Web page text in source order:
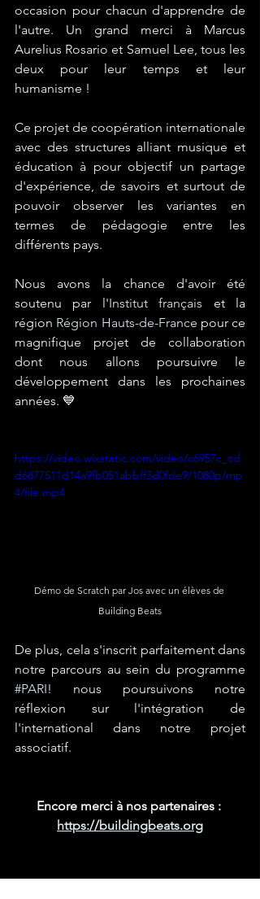
occasion pour chacun d'apprendre de
l'autre. Un grand merci à Marcus
Aurelius Rosario et Samuel Lee, tous les
deux pour leur temps et leur
humanisme !
Ce projet de coopération internationale
avec des structures alliant musique et
éducation à pour objectif un partage
d'expérience, de savoirs et surtout de
pouvoir observer les variantes en
termes de pédagogie entre les
différents pays.
Nous avons la chance d'avoir été
soutenu par l'Institut français et la
région Région Hauts-de-France pour ce
magnifique projet de collaboration
dont nous allons poursuivre le
développement dans les prochaines
années. 💙
https://video.wixstatic.com/video/c6957c_cd
d6877511d14a9fb051abbff3d0fde9/1080p/mp
4/file.mp4
Démo de Scratch par Jos avec un élèves de
Building Beats
De plus, cela s'inscrit parfaitement dans
#PARI! nous poursuivons notre
réflexion sur l'intégration de
l'international dans notre projet
associatif.
Encore merci à nos partenaires :
https://buildingbeats.org